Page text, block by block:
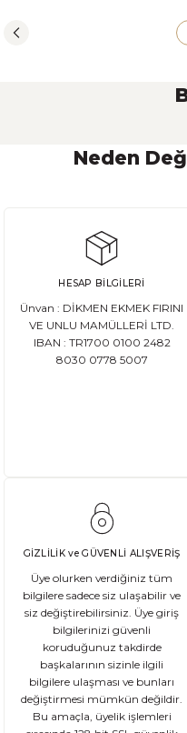
Ekşi Maya Nasıl
Ata Tohum Nedir?
Ata tohum, tarımda
Glutensiz Yaşamın
DEVAMI
Ekşi Mayalı Ekmek
Ekmek ve ekmek ürünleri için
Neden
HESAP BİLGİLERİ
Ünvan : DİKMEN EKMEK FIRINI
VE UNLU MAMÜLLERİ LTD.
IBAN : TR1700 0100 2482
8030 0778 5007
GİZLİLİK ve GÜVENLİ ALIŞVERİŞ
Üye olurken verdiğiniz tüm
bilgilere sadece siz ulaşabilir ve
siz değiştirebilirsiniz. Üye giriş
bilgilerinizi güvenli
koruduğunuz takdirde
başkalarının sizinle ilgili
bilgilere ulaşması ve bunları
değiştirmesi mümkün değildir.
Bu amaçla, üyelik işlemleri